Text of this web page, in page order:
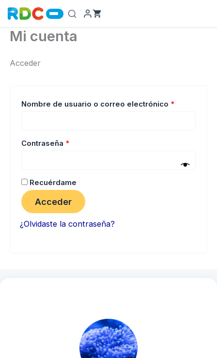
contenido
Mi cuenta
Acceder
Nombre de usuario o correo electrónico *
Contraseña *
Recuérdame
Acceder
¿Olvidaste la contraseña?